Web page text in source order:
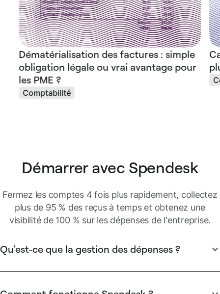
Dématérialisation des factures : simple
obligation légale ou vrai avantage pour
les PME ?
Comptabilité
Démarrer avec Spendesk
Fermez les comptes 4 fois plus rapidement, collectez
plus de 95 % des reçus à temps et obtenez une
visibilité de 100 % sur les dépenses de l'entreprise.
Qu'est-ce que la gestion des dépenses ?
: